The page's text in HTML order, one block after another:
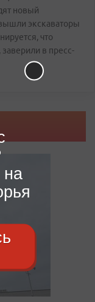
новый
экскаваторы
что
в пресс-
на